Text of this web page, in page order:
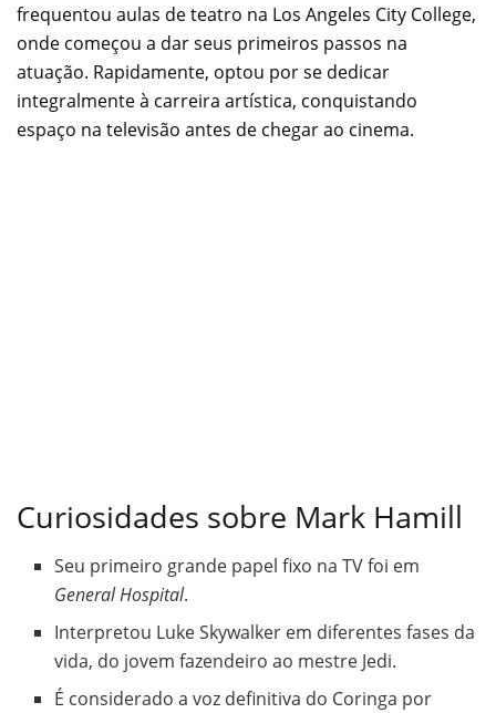
frequentou aulas de teatro na Los Angeles City College,
onde começou a dar seus primeiros passos na
atuação. Rapidamente, optou por se dedicar
integralmente à carreira artística, conquistando
espaço na televisão antes de chegar ao cinema.
Curiosidades sobre Mark Hamill
Seu primeiro grande papel fixo na TV foi em
General Hospital.
Interpretou Luke Skywalker em diferentes fases da
vida, do jovem fazendeiro ao mestre Jedi.
É considerado a voz definitiva do Coringa por